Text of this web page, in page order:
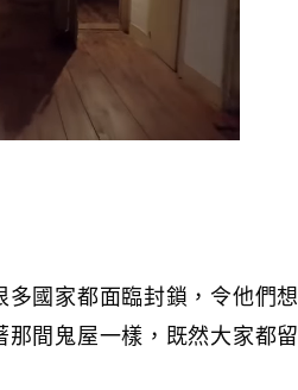
國家都面臨封鎖，令他們想
間鬼屋一樣，既然大家都留